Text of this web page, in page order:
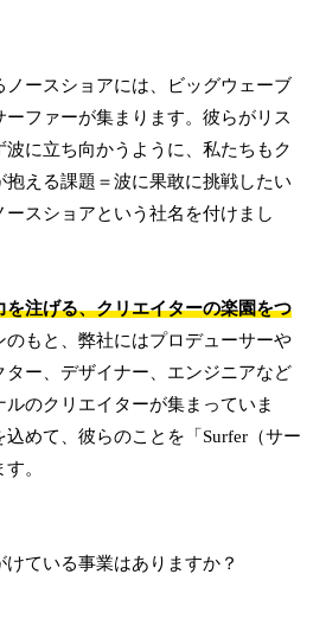
ースショアには、ビッグウェーブ
ファーが集まります。彼らがリス
に立ち向かうように、私たちもク
える課題＝波に果敢に挑戦したい
ースショアという社名を付けまし
注げる、クリエイターの楽園をつ
のもと、弊社にはプロデューサーや
ター、デザイナー、エンジニアなど
のクリエイターが集まっていま
めて、彼らのことを「Surfer（サー
。
ている事業はありますか？